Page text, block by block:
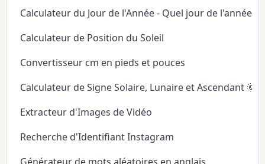
Calculateur du Jour de l'Année - Quel jour de l'année
Calculateur de Position du Soleil
Convertisseur cm en pieds et pouces
Calculateur de Signe Solaire, Lunaire et Ascendant
Extracteur d'Images de Vidéo
Recherche d'Identifiant Instagram